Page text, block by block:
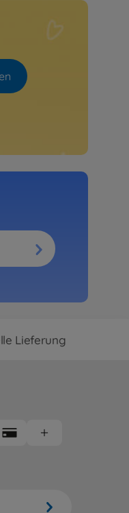
Lieferung